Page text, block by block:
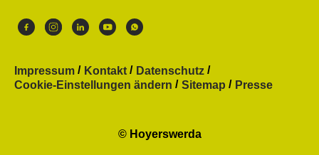
Impressum Kontakt
Datenschutz
Cookie-Einstellungen ändern
Sitemap Presse
© Hoyerswerda